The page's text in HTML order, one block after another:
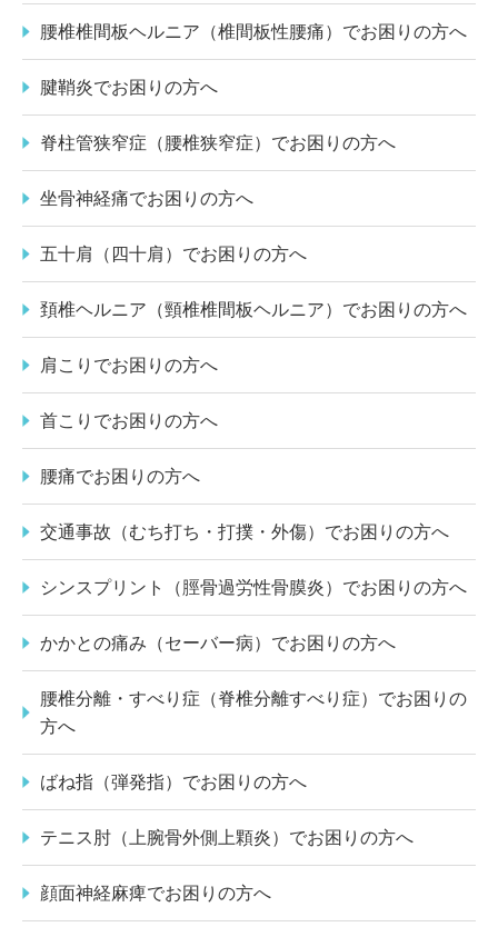
腰椎椎間板ヘルニア（椎間板性腰痛）でお困りの方へ
腱鞘炎でお困りの方へ
脊柱管狭窄症（腰椎狭窄症）でお困りの方へ
坐骨神経痛でお困りの方へ
五十肩（四十肩）でお困りの方へ
頚椎ヘルニア（頸椎椎間板ヘルニア）でお困りの方へ
肩こりでお困りの方へ
首こりでお困りの方へ
腰痛でお困りの方へ
交通事故（むち打ち・打撲・外傷）でお困りの方へ
シンスプリント（脛骨過労性骨膜炎）でお困りの方へ
かかとの痛み（セーバー病）でお困りの方へ
腰椎分離・すべり症（脊椎分離すべり症）でお困りの
方へ
ばね指（弾発指）でお困りの方へ
テニス肘（上腕骨外側上顆炎）でお困りの方へ
顔面神経麻痺でお困りの方へ